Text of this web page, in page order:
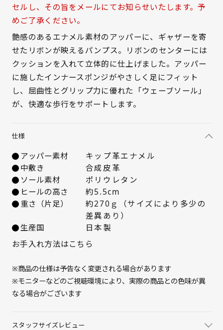
21.5cm △ 概ね１週間後に発送
22cm × 在庫なし
22.5cm × 在庫なし
23.5cm × 在庫なし
24cm × 在庫なし
24.5cm × 在庫なし
25cm △ 概ね１週間後に発送
セルし、その旨をメールにてお知らせいたします。予
めご了承ください。
艶感のあるエナメル素材のアッパーに、ギャザーを寄
せたリボンが映えるパンプス。リボンのセンターには
クッションを入れて立体的に仕上げました。アッパー
に施したインナースポンジがやさしく足にフィット
し、屈曲性とグリップ力に優れた「ウェーブソール」
が、快適な歩行をサポートします。
仕様
アッパー素材
キップ革エナメル
中敷き
合成皮革
ソール素材
ポリウレタン
ヒールの高さ
約5.5cm
重さ（片足）
約270ｇ（サイズにより多少の
差異あり）
生産国
日本製
お手入れ方法はこちら
※商品の仕様は予告なく変更される場合があります
※モニターなどのご視聴環境により、実際の商品との色味が異
なる場合がございます
スタッフサイズレビュー